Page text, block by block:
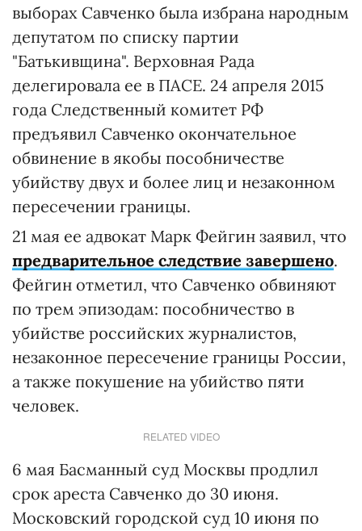
выборах Савченко была избрана народным
депутатом по списку партии
"Батькивщина". Верховная Рада
делегировала ее в ПАСЕ. 24 апреля 2015
года Следственный комитет РФ
предъявил Савченко окончательное
обвинение в якобы пособничестве
убийству двух и более лиц и незаконном
пересечении границы.
21 мая ее адвокат Марк Фейгин заявил, что
предварительное следствие завершено.
Фейгин отметил, что Савченко обвиняют
по трем эпизодам: пособничество в
убийстве российских журналистов,
незаконное пересечение границы России,
а также покушение на убийство пяти
человек.
RELATED VIDEO
6 мая Басманный суд Москвы продлил
срок ареста Савченко до 30 июня.
Московский городской суд 10 июня по